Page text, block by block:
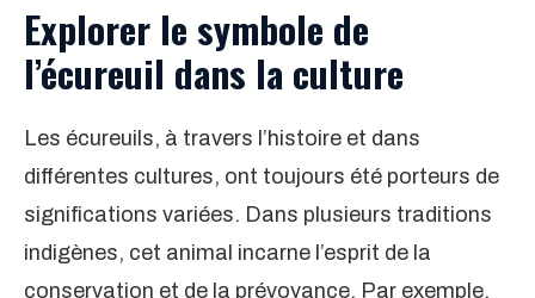
Explorer le symbole de
l’écureuil dans la culture
Les écureuils, à travers l’histoire et dans
différentes cultures, ont toujours été porteurs de
significations variées. Dans plusieurs traditions
indigènes, cet animal incarne l’esprit de la
conservation et de la prévoyance. Par exemple,